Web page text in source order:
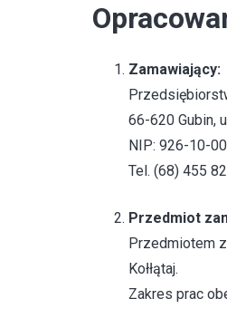
Zamawiający:
66-620 Gubin,
NIP: 926-10-
Tel. (68) 455
Przedmiot
Przedmiotem
Kołłątaj.
Zakres prac